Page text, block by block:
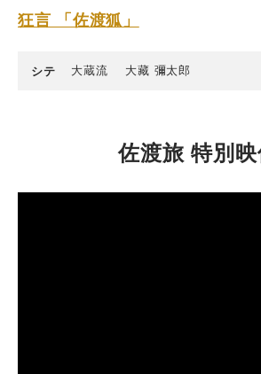
狂言 「佐渡狐」
シテ 大蔵流 大藏 彌太郎
佐渡旅 特別